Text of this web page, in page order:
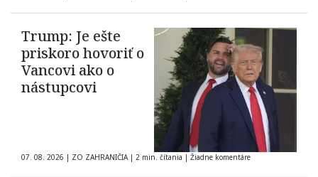
Trump: Je ešte
priskoro hovoriť o
Vancovi ako o
nástupcovi
07. 08. 2026 | ZO ZAHRANIČIA | 2 min. čítania | Žiadne komentáre